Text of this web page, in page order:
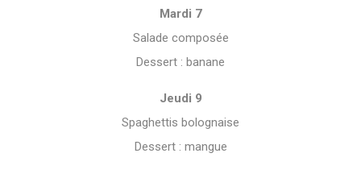
Mardi 7
Salade composée
Dessert : banane
Jeudi 9
Spaghettis bolognaise
Dessert : mangue